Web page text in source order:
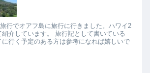
行でオアフ島に旅行に行きました。ハワイ2
紹介しています。 旅行記として書いている
行く予定のある方は参考になれば嬉しいで